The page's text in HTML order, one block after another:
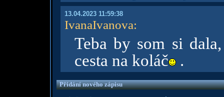
13.04.2023 11:59:38
IvanaIvanova:
Teba by som si
cesta na koláč .
Přidání nového zápisu